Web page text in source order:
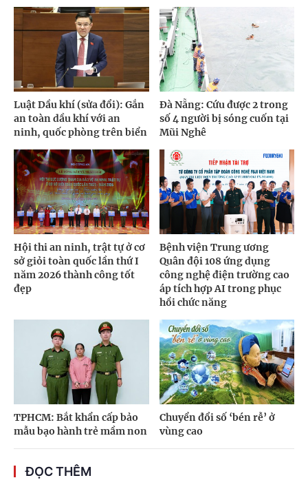
Luật Dầu khí (sửa đổi): Gắn
an toàn dầu khí với an
ninh, quốc phòng trên biển
Đà Nẵng: Cứu được 2 trong
số 4 người bị sóng cuốn tại
Mũi Nghê
Hội thi an ninh, trật tự ở cơ
sở giỏi toàn quốc lần thứ I
năm 2026 thành công tốt
đẹp
Bệnh viện Trung ương
Quân đội 108 ứng dụng
công nghệ điện trường cao
áp tích hợp AI trong phục
hồi chức năng
TPHCM: Bắt khẩn cấp bảo
mẫu bạo hành trẻ mầm non
Chuyển đổi số ‘bén rễ’ ở
vùng cao
ĐỌC THÊM